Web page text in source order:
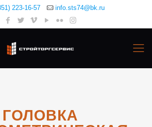
223-16-57 info.sts74@bk.ru
ГОЛОВКА